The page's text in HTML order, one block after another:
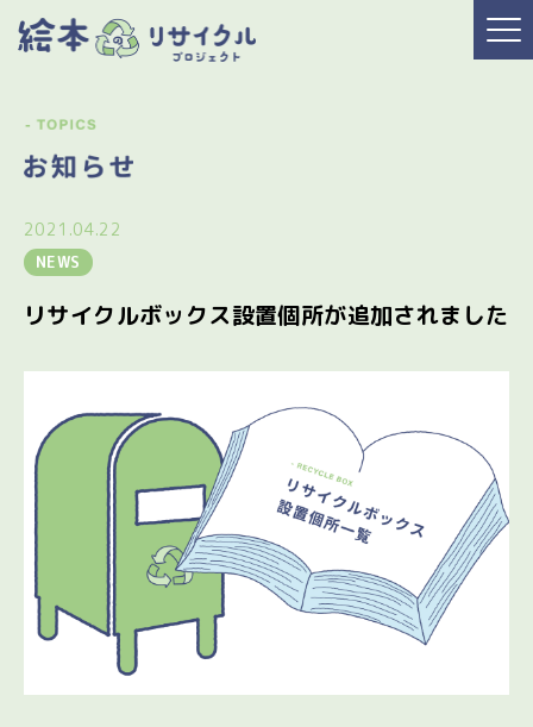
2021.04.22
NEWS
リサイクルボックス設置個所が追加されました